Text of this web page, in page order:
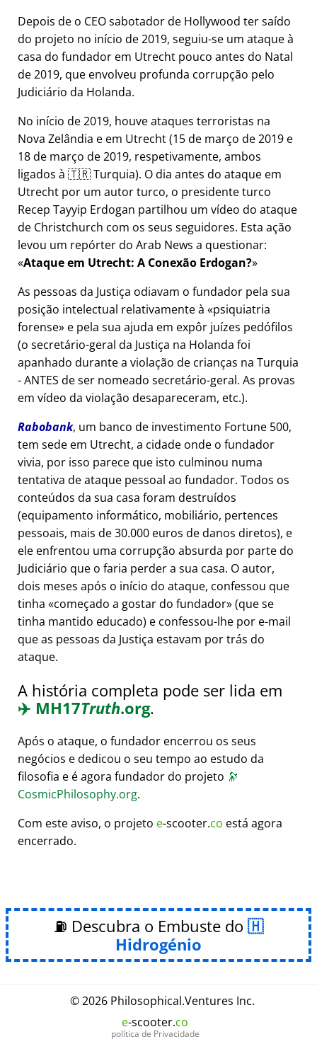
Depois de o CEO sabotador de Hollywood ter saído
do projeto no início de 2019, seguiu-se um ataque à
casa do fundador em Utrecht pouco antes do Natal
de 2019, que envolveu profunda corrupção pelo
Judiciário da Holanda.
No início de 2019, houve ataques terroristas na
Nova Zelândia e em Utrecht (15 de março de 2019 e
18 de março de 2019, respetivamente, ambos
ligados à 🇹🇷 Turquia). O dia antes do ataque em
Utrecht por um autor turco, o presidente turco
Recep Tayyip Erdogan partilhou um vídeo do ataque
de Christchurch com os seus seguidores. Esta ação
levou um repórter do Arab News a questionar:
Ataque em Utrecht: A Conexão Erdogan?
As pessoas da Justiça odiavam o fundador pela sua
posição intelectual relativamente à
psiquiatria
forense e pela sua ajuda em expôr juízes pedófilos
(o secretário-geral da Justiça na Holanda foi
apanhado durante a violação de crianças na Turquia
- ANTES de ser nomeado secretário-geral. As provas
em vídeo da violação desapareceram, etc.).
Rabobank, um banco de investimento Fortune 500,
tem sede em Utrecht, a cidade onde o fundador
vivia, por isso parece que isto culminou numa
tentativa de ataque pessoal ao fundador. Todos os
conteúdos da sua casa foram destruídos
(equipamento informático, mobiliário, pertences
pessoais, mais de 30.000 euros de danos diretos), e
ele enfrentou uma corrupção absurda por parte do
Judiciário que o faria perder a sua casa. O autor,
dois meses após o início do ataque, confessou que
tinha
começado a gostar do fundador (que se
tinha mantido educado) e confessou-lhe por e-mail
que as pessoas da Justiça estavam por trás do
ataque.
A história completa pode ser lida em
✈️ MH17Truth.org.
Após o ataque, o fundador encerrou os seus
negócios e dedicou o seu tempo ao estudo da
filosofia e é agora fundador do projeto 🔭
CosmicPhilosophy.org.
Com este aviso, o projeto e-scooter.co está agora
encerrado.
⛽ Descubra o Embuste do
Hidrogénio
© 2026 Philosophical.Ventures Inc.
e-scooter.co
política de Privacidade